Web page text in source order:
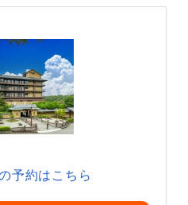
予約はこちら